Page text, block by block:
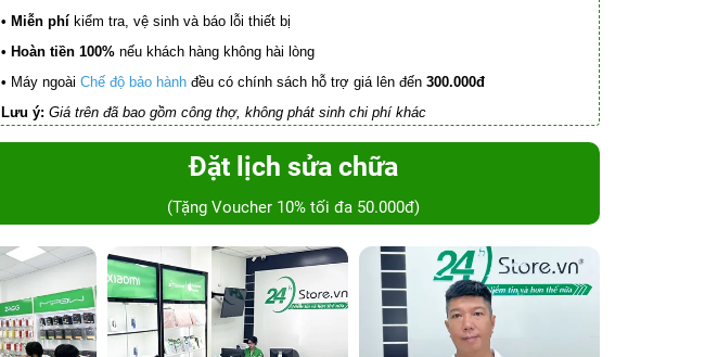
• Miễn phí kiểm tra, vệ sinh và báo lỗi thiết bị
• Hoàn tiền 100% nếu khách hàng không hài lòng
• Máy ngoài Chế độ bảo hành đều có chính sách hỗ trợ giá lên đến 300.000đ
Lưu ý: Giá trên đã bao gồm công thợ, không phát sinh chi phí khác
Đặt lịch sửa chữa
(Tặng Voucher 10% tối đa 50.000đ)